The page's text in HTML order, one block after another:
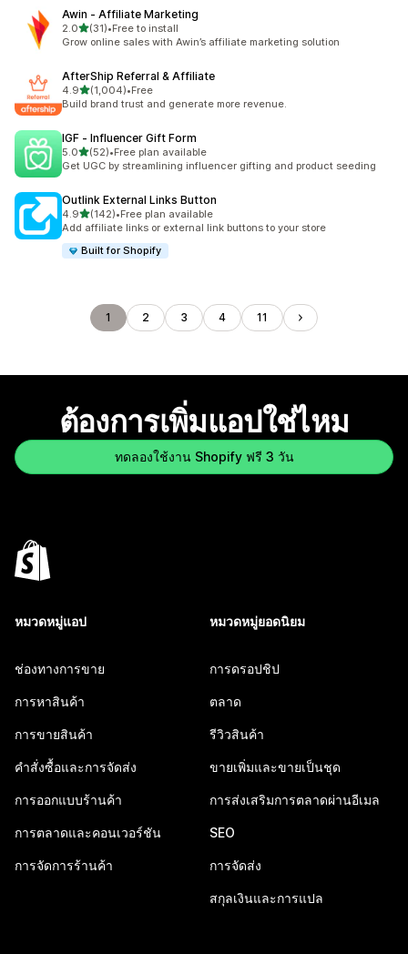
Awin ‑ Affiliate Marketing
2.0เต็ม 5 ดาว
(31)
ทั้งหมด 31 รีวิว
•Free to install
Grow online sales with Awin’s affiliate marketing solution
AfterShip Referral & Affiliate
4.9เต็ม 5 ดาว
(1,004)
ทั้งหมด 1004 รีวิว
•Free
Build brand trust and generate more revenue.
IGF ‑ Influencer Gift Form
5.0เต็ม 5 ดาว
(52)
ทั้งหมด 52 รีวิว
•Free plan available
Get UGC by streamlining influencer gifting and product seeding
Outlink External Links Button
4.9เต็ม 5 ดาว
(142)
ทั้งหมด 142 รีวิว
•Free plan available
Add affiliate links or external link buttons to your store
Built for Shopify
1 2 3 4 11
ต้องการเพิ่มแอปใช่ไหม
ทดลองใช้งาน Shopify ฟรี 3 วัน
หมวดหมู่แอป
ช่องทางการขาย
การหาสินค้า
การขายสินค้า
คำสั่งซื้อและการจัดส่ง
การออกแบบร้านค้า
การตลาดและคอนเวอร์ชัน
การจัดการร้านค้า
หมวดหมู่ยอดนิยม
การดรอปชิป
ตลาด
รีวิวสินค้า
ขายเพิ่มและขายเป็นชุด
การส่งเสริมการตลาดผ่านอีเมล
SEO
การจัดส่ง
สกุลเงินและการแปล